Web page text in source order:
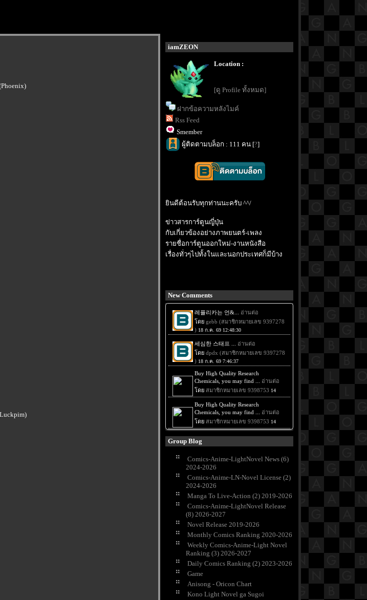
iamZEON
Location :
[ดู Profile ทั้งหมด]
ฝากข้อความหลังไมค์
Rss Feed
Smember
ผู้ติดตามบล็อก : 111 คน [?]
ินดีต้อนรับทุกท่านนะครับ ^^/
ข่าวสารการ์ตูนญี่ปุ่น
กับเกี่ยวข้องอย่างภาพยนตร์-เพลง
รายชื่อการ์ตูนออกใหม่-งานหนังสือ
เรื่องทั่วๆไปทั้งในและนอกประเทศก็มีบ้าง
New Comments
Group Blog
Comics-Anime-LightNovel News (6)
2024-2026
Comics-Anime-LN-Novel License (2)
2024-2026
Manga To Live-Action (2) 2019-2026
Comics-Anime-LightNovel Release
(8) 2026-2027
Novel Release 2019-2026
Monthly Comics Ranking 2020-2026
Weekly Comics-Anime-Light Novel
Ranking (3) 2026-2027
Daily Comics Ranking (2) 2023-2026
Game
Anisong - Oricon Chart
Kono Light Novel ga Sugoi